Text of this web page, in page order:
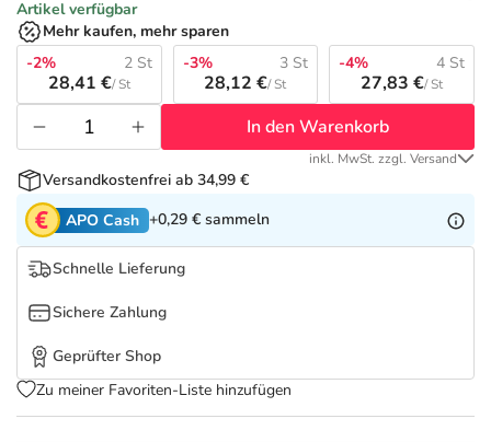
Tierapotheke
Vitamine & Mineralstoffe
Marken
Salus Deals
Artikel verfügbar
Mehr kaufen, mehr sparen
-2%
2 St
28,41 €/ St
-3% 3 St
28,12 €/ St
-4% 4 St
27,83 €/ St
In den Warenkorb
inkl. MwSt. zzgl. Versand
Versandkostenfrei ab 34,99 €
APO Cash +0,29 € sammeln
Schnelle Lieferung
Sichere Zahlung
Geprüfter Shop
Zu meiner Favoriten-Liste hinzufügen